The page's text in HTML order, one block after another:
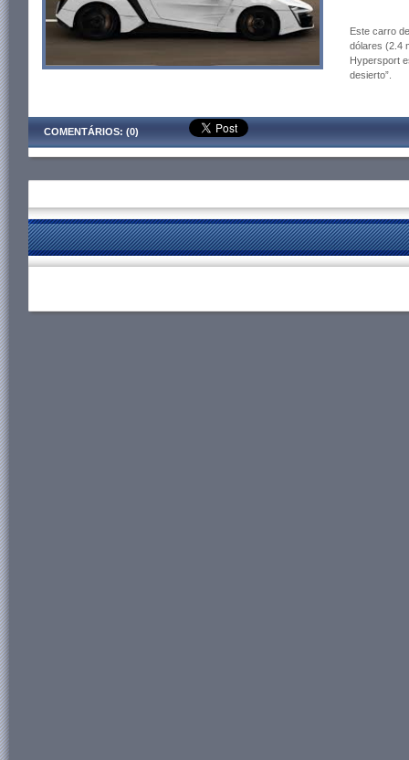
Este carro
dólares (2.4
Hypersport
desierto”.
COMENTÁRIOS: (0)